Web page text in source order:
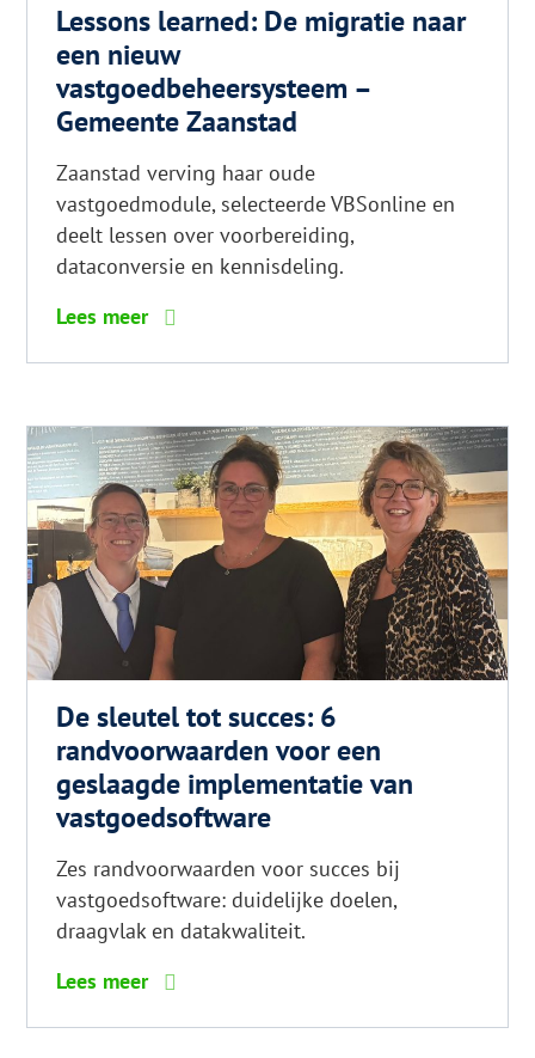
Lessons learned: De migratie naar
een nieuw
vastgoedbeheersysteem –
Gemeente Zaanstad
Zaanstad verving haar oude
vastgoedmodule, selecteerde VBSonline en
deelt lessen over voorbereiding,
dataconversie en kennisdeling.
Lees meer 6
haar
De sleutel tot succes: 6
randvoorwaarden voor een
geslaagde implementatie van
vastgoedsoftware
Zes randvoorwaarden voor succes bij
vastgoedsoftware: duidelijke doelen,
draagvlak en datakwaliteit.
Lees meer 6